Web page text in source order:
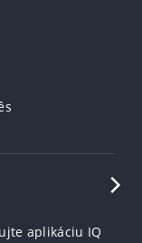
aplikáciu IQ